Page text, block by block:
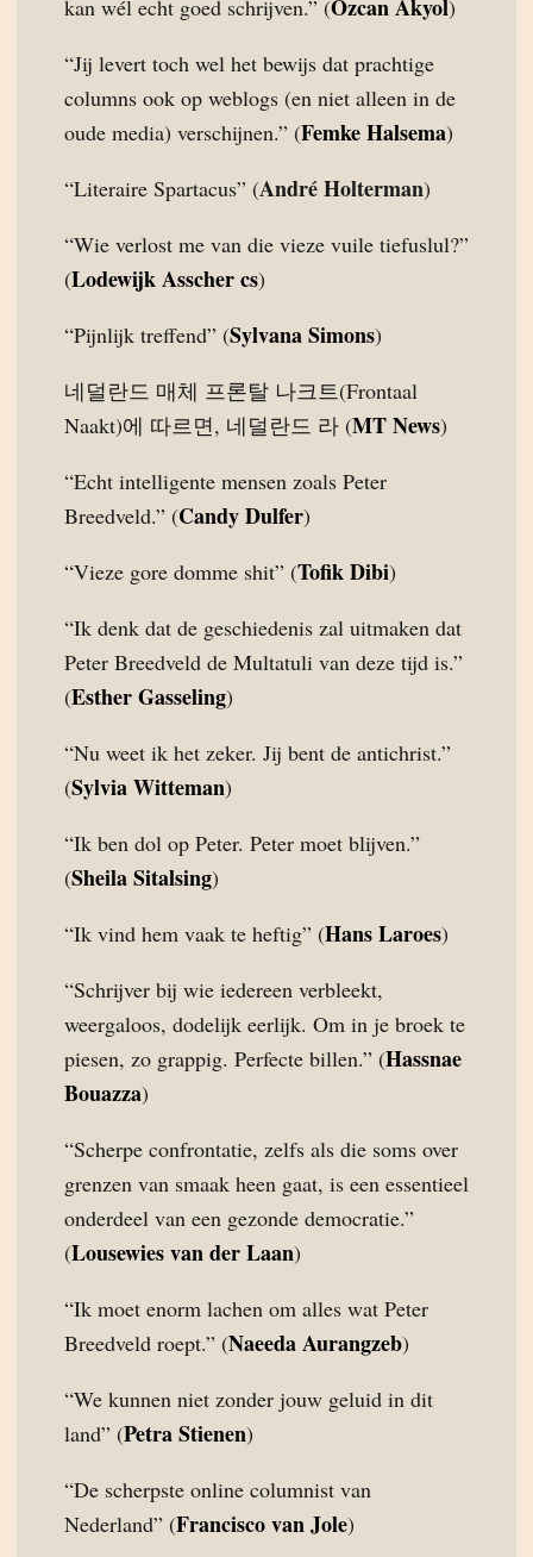
kan wél echt goed schrijven.” (Özcan Akyol)
“Jij levert toch wel het bewijs dat prachtige
columns ook op weblogs (en niet alleen in de
oude media) verschijnen.” (Femke Halsema)
“Literaire Spartacus” (André Holterman)
“Wie verlost me van die vieze vuile tiefuslul?”
(Lodewijk Asscher cs)
“Pijnlijk treffend” (Sylvana Simons)
네덜란드 매체 프론탈 나크트(Frontaal
Naakt)에 따르면, 네덜란드 라 (MT News)
“Echt intelligente mensen zoals Peter
Breedveld.” (Candy Dulfer)
“Vieze gore domme shit” (Tofik Dibi)
“Ik denk dat de geschiedenis zal uitmaken dat
Peter Breedveld de Multatuli van deze tijd is.”
(Esther Gasseling)
“Nu weet ik het zeker. Jij bent de antichrist.”
(Sylvia Witteman)
“Ik ben dol op Peter. Peter moet blijven.”
(Sheila Sitalsing)
“Ik vind hem vaak te heftig” (Hans Laroes)
“Schrijver bij wie iedereen verbleekt,
weergaloos, dodelijk eerlijk. Om in je broek te
piesen, zo grappig. Perfecte billen.” (Hassnae
Bouazza)
“Scherpe confrontatie, zelfs als die soms over
grenzen van smaak heen gaat, is een essentieel
onderdeel van een gezonde democratie.”
(Lousewies van der Laan)
“Ik moet enorm lachen om alles wat Peter
Breedveld roept.” (Naeeda Aurangzeb)
“We kunnen niet zonder jouw geluid in dit
land” (Petra Stienen)
“De scherpste online columnist van
Nederland” (Francisco van Jole)